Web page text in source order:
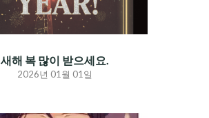
새해 복 많이 받으세요.
2026년 01월 01일